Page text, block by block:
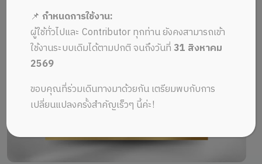
0 Sale
📌กำหนดการใช้งาน:
ผู้ใช้ทั่วไปและ Contributor ทุกท่าน ยังคงสามารถเข้า
ใช้งานระบบเดิมได้ตามปกติ จนถึงวันที่ 31 สิงหาคม
2569
ขอบคุณที่ร่วมเดินทางมาด้วยกัน เตรียมพบกับการ
เปลี่ยนแปลงครั้งสำคัญเร็วๆ นี้ค่ะ!